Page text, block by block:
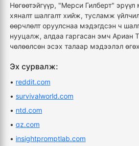
Нөгөөтэйгүүр, "Мерси Гилберт"
хяналт шалгалт хийж, тусламж
өөрчлөлт оруулснаа мэдэгдсэн ч
нууцалж, алдаа гаргасан эмч Ариан
чөлөөлсөн эсэх талаар мэдээлэл
Эх сурвалж:
• reddit.com
• survivalworld.com
• ntd.com
• qz.com
• insightpromptlab.com